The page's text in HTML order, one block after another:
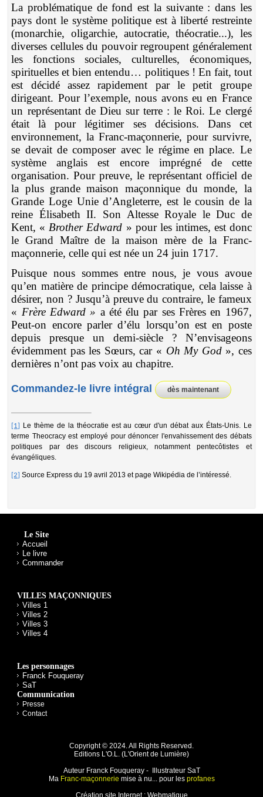
La problématique de fond est la suivante : dans les
pays dont le système politique est à liberté restreinte
(monarchie, oligarchie, autocratie, théocratie...), les
diverses cellules du pouvoir regroupent généralement
les fonctions sociales, culturelles, économiques,
spirituelles et bien entendu… politiques ! En fait, tout
est décidé assez rapidement par le petit groupe
dirigeant. Pour l’exemple, nous avons eu en France
un représentant de Dieu sur terre : le Roi. Le clergé
était là pour légitimer ses décisions. Dans cet
environnement, la Franc-maçonnerie, pour survivre,
se devait de composer avec le régime en place. Le
système anglais est encore imprégné de cette
organisation. Pour preuve, le représentant officiel de
la plus grande maison maçonnique du monde, la
Grande Loge Unie d’Angleterre, est le cousin de la
reine Élisabeth II. Son Altesse Royale le Duc de
Kent, « Brother Edward » pour les intimes, est donc
le Grand Maître de la maison mère de la Franc-
maçonnerie, celle qui est née un 24 juin 1717.
Puisque nous sommes entre nous, je vous avoue
qu’en matière de principe démocratique, cela laisse à
désirer, non ? Jusqu’à preuve du contraire, le fameux
« Frère Edward » a été élu par ses Frères en 1967,
Peut-on encore parler d’élu lorsqu’on est en poste
depuis presque un demi-siècle ? N’envisageons
évidemment pas les Sœurs, car « Oh My God», ces
dernières n’ont pas voix au chapitre.
Commandez-le livre intégral dès maintenant
[1]
Le thème de la théocratie est au cœur d'un débat aux États-Unis. Le
terme Theocracy est employé pour dénoncer l'envahissement des débats
politiques par des discours religieux, notamment pentecôtistes et
évangéliques.
[2] Source Express du 19 avril 2013 et page Wikipédia de l’intéressé.
Le Site
Accueil
Le livre
Commander
VILLES MAÇONNIQUES
Villes 1
Villes 2
Villes 3
Villes 4
Les personnages
Franck Fouqueray
SaT
Communication
Presse
Contact
Copyright © 2024. All Rights Reserved.
Editions L'O.L. (L'Orient de Lumière)
Auteur Franck Fouqueray - Illustrateur SaT
Ma Franc-maçonnerie mise à nu... pour les profanes